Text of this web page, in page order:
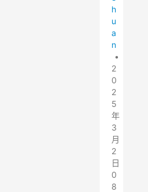
h
u
a
n
•
2
0
2
5
年
3
月
2
日
0
8